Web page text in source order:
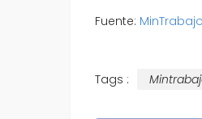
Fuente: MinTrabajo
Tags :